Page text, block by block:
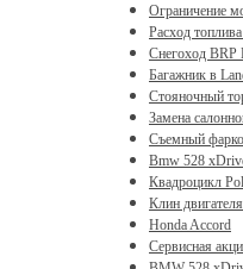
Ограничение
Расход
Снегоход BRP
Багажник в
Стояночный
Замена
Съемный
Bmw 528
Квадроцикл
Клин
Honda Accord
Сервисная